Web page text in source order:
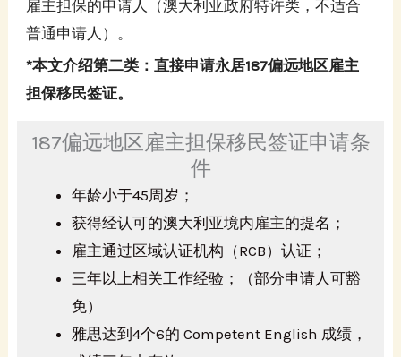
雇主担保的申请人（澳大利亚政府特许类，不适合
普通申请人）。
*本文介绍第二类：直接申请永居187偏远地区雇主
担保移民签证。
187偏远地区雇主担保移民签证申请条
件
年龄小于45周岁；
获得经认可的澳大利亚境内雇主的提名；
雇主通过区域认证机构（RCB）认证；
三年以上相关工作经验；（部分申请人可豁
免）
雅思达到4个6的 Competent English 成绩，